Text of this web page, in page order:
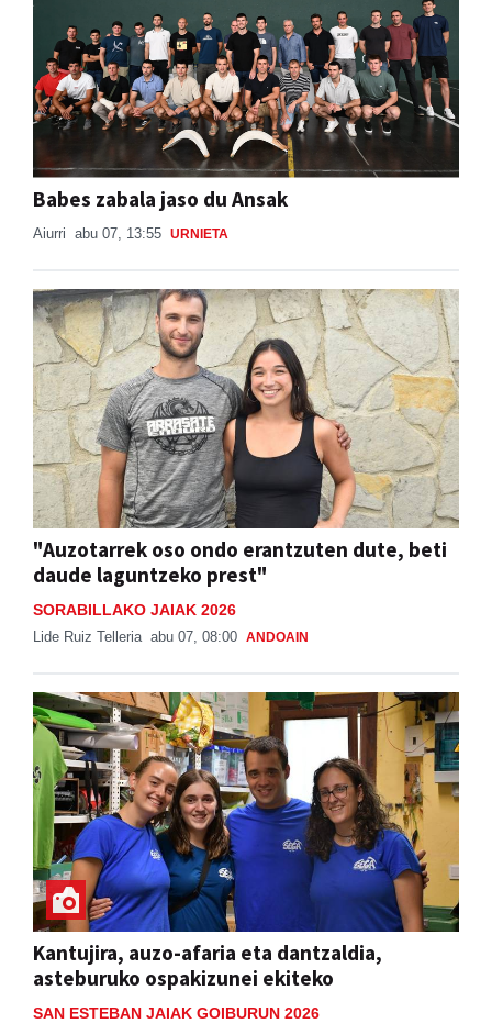
Babes zabala jaso du Ansak
Aiurri abu 07, 13:55 URNIETA
"Auzotarrek oso ondo erantzuten dute, beti
daude laguntzeko prest"
SORABILLAKO JAIAK 2026
Lide Ruiz Telleria abu 07, 08:00 ANDOAIN
Kantujira, auzo-afaria eta dantzaldia,
asteburuko ospakizunei ekiteko
SAN ESTEBAN JAIAK GOIBURUN 2026